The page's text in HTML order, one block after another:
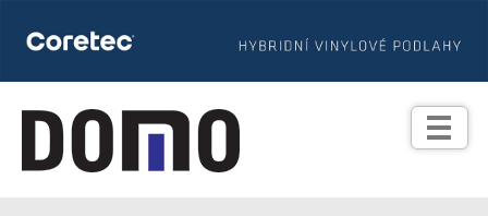
TIPY
Zprávy